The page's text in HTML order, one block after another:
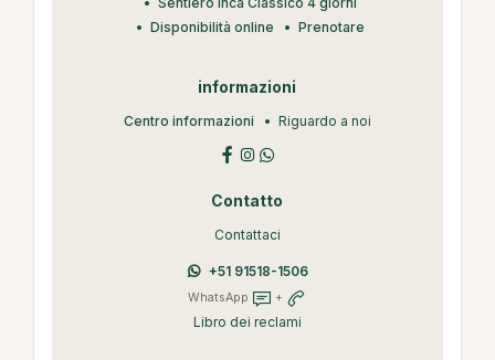
Disponibilità online
Prenotare
informazioni
Centro informazioni Riguardo a noi
Contatto
Contattaci
+51 91518-1506
WhatsApp +
Libro dei reclami